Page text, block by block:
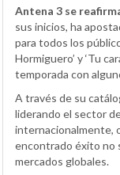
Antena 3 se
sus inicios, ha
para todos los
Hormiguero’ y ‘Tu
temporada con
A través de su
liderando el sector
internacionalmente,
encontrado éxito no
mercados globales.